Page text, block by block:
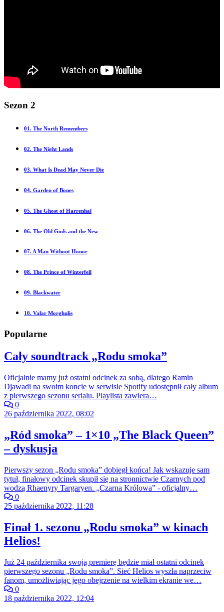
Sezon 2
01. The North Remembers
02. The Night Lands
03. What Is Dead May Never Die
04. Garden of Bones
05. The Ghost of Harrenhal
06. The Old Gods and the New
07. A Man Without Honor
08. The Prince of Winterfell
09. Blackwater
10. Valar Morghulis
Popularne
Cały soundtrack „Rodu smoka”
Oficjalnie mamy już ostatni odcinek za sobą, dlatego Ramin
Djawadi na swoim koncie w serwisie Spotify udostępnił cały album
z pierwszego sezonu serialu. Playlista zawiera…
0
26 października 2022, 08:02
„Ród smoka” – 1×10 „The Black Queen”
– dyskusja
Pierwszy sezon „Rodu smoka” dobiegł końca! Jak wskazuje sam
tytuł, finałowy odcinek skupił się na stronnictwie Czarnych pod
wodzą Rhaenyry Targaryen. „Czarna Królowa” - oficjalny…
0
25 października 2022, 11:28
Finał 1. sezonu „Rodu smoka” w kinach
Helios!
Już 24 października swoją premierę będzie miał ostatni odcinek
pierwszego sezonu „Rodu smoka”. Sieć Helios wyszła naprzeciw
fanom, umożliwiając jego obejrzenie na wielkim ekranie we…
0
18 października 2022, 12:04